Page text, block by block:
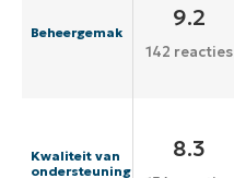
Beheergemak
9.2
142 reacties
Kwaliteit van
ondersteuning
8.3